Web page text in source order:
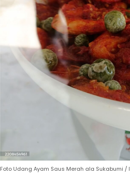
Foto Udang Ayam Saus Merah ala Sukabumi /